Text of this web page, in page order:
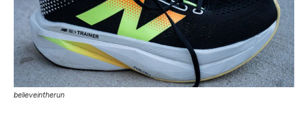
believeintherun